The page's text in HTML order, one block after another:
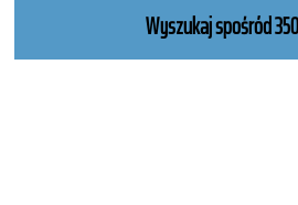
WORDPRESS
Wyszukaj spośród